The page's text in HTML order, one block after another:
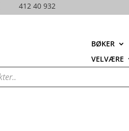
412 40 932
BØKER
VELVÆRE